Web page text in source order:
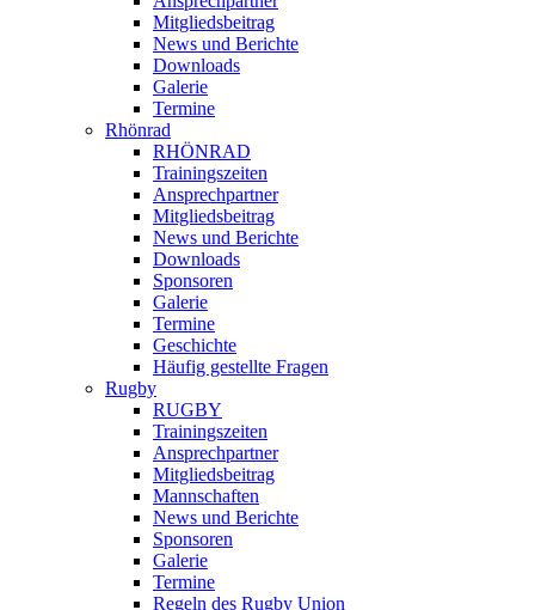
Mitgliedsbeitrag
News und Berichte
Downloads
Galerie
Termine
Rhönrad
RHÖNRAD
Trainingszeiten
Ansprechpartner
Mitgliedsbeitrag
News und Berichte
Downloads
Sponsoren
Galerie
Termine
Geschichte
Häufig gestellte Fragen
Rugby
RUGBY
Trainingszeiten
Ansprechpartner
Mitgliedsbeitrag
Mannschaften
News und Berichte
Sponsoren
Galerie
Termine
Regeln des Rugby Union